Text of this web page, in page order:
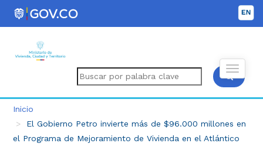
Inicio
El Gobierno Petro invierte más de $96.000 millones en
el Programa de Mejoramiento de Vivienda en el Atlántico